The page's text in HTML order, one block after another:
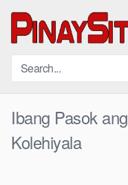
content
Ibang Pasok
Kolehiyala